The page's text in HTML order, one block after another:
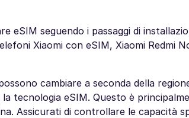
eSIM seguendo i passaggi di
Xiaomi con eSIM, Xiaomi Redmi
cambiare a seconda della
tecnologia eSIM. Questo è
Assicurati di controllare le capacità